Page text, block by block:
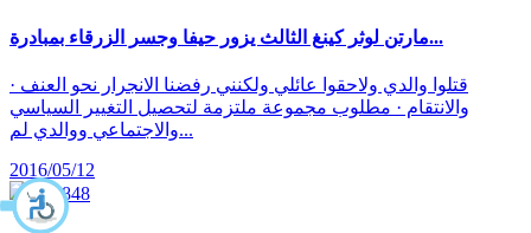
مارتن لوثر كينغ الثالث يزور حيفا وجسر الزرقاء بمبادرة...
· قتلوا والدي ولاحقوا عائلي ولكنني رفضنا الانجرار نحو العنف
والانتقام · مطلوب مجموعة ملتزمة لتحصيل التغيير السياسي
والاجتماعي ووالدي لم...
2016/05/12
165848